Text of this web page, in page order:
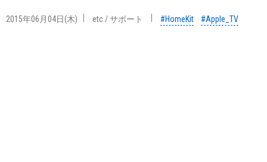
2015年06月04日(木) etc/サポート #HomeKit #Apple_TV